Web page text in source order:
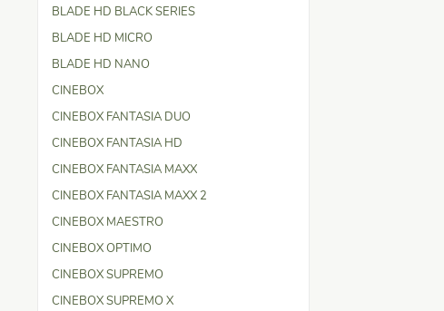
BLADE HD BLACK SERIES
BLADE HD MICRO
BLADE HD NANO
CINEBOX
CINEBOX FANTASIA DUO
CINEBOX FANTASIA HD
CINEBOX FANTASIA MAXX
CINEBOX FANTASIA MAXX 2
CINEBOX MAESTRO
CINEBOX OPTIMO
CINEBOX SUPREMO
CINEBOX SUPREMO X